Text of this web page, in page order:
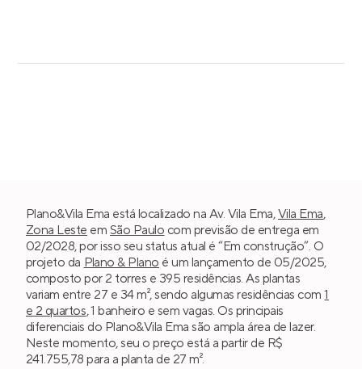
Plano&Vila Ema está localizado na Av. Vila Ema,Vila Ema,
Zona Leste em São Paulo com previsão de entrega em
02/2028, por isso seu status atual é “Em construção”. O
projeto da Plano & Plano é um lançamento de 05/2025,
composto por 2 torres e 395 residências. As plantas
variam entre 27 e 34 m², sendo algumas residências com1
e 2 quartos, 1 banheiro e sem vagas. Os principais
diferenciais do Plano&Vila Ema são ampla área de lazer.
Neste momento, seu o preço está a partir de R$
241.755,78 para a planta de 27 m².